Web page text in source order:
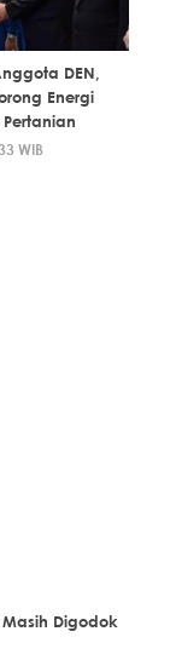
DEN,
Energi
WIB
Digodok